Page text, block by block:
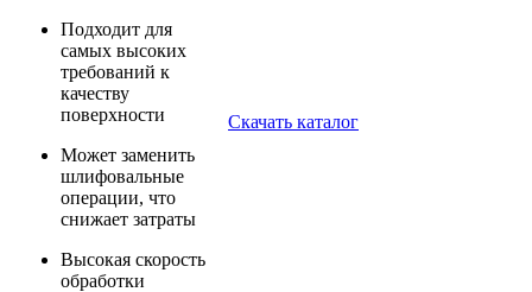
Подходит для
самых высоких
требований к
качеству
поверхности
Может заменить
шлифовальные
операции, что
снижает затраты
Высокая скорость
обработки
Скачать каталог